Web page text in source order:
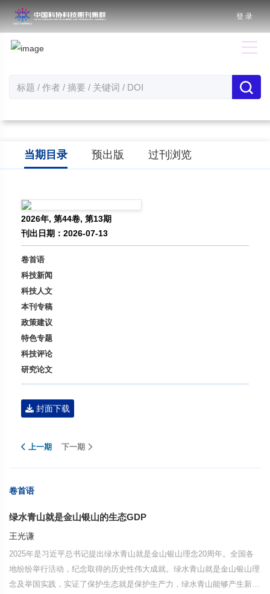
登 录
当期目录 预出版 过刊浏览
2026年, 第44卷, 第13期
刊出日期：2026-07-13
卷首语
科技新闻
科技人文
本刊专稿
政策建议
特色专题
科技评论
研究论文
封面下载
上一期 下一期
卷首语
绿水青山就是金山银山的生态GDP
王光谦
2025年是习近平总书记提出绿水青山就是金山银山理念20周年。全国各
地纷纷举行活动，纪念取得的历史性伟大成就。绿水青山就是金山银山理
念及举国实践，实证了保护生态就是保护生产力，绿水青山能够产生新质